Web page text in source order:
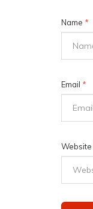
Name *
Email *
Website